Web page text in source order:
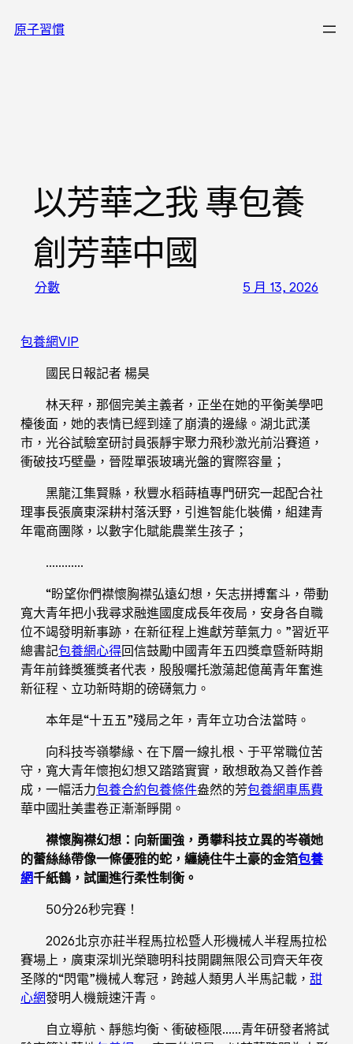
至原子習慣
以芳華之我 專包養
創芳華中國
分數 5 月 13, 2026
包養網VIP
國民日報記者 楊昊
林天秤，那個完美主義者，正坐在她的平衡美學吧
檯後面，她的表情已經到達了崩潰的邊緣。湖北武漢
市，光谷試驗室研討員張靜宇聚力飛秒激光前沿賽道，
衝破技巧壁壘，晉陞單張玻璃光盤的實際容量；
黑龍江集賢縣，秋豐水稻蒔植專門研究一起配合社
理事長張廣東深耕村落沃野，引進智能化裝備，組建青
年電商團隊，以數字化賦能農業生孩子；
…………
“盼望你們襟懷胸襟弘遠幻想，矢志拼搏奮斗，帶動
寬大青年把小我尋求融進國度成長年夜局，安身各自職
位不竭發明新事跡，在新征程上進獻芳華氣力。”習近平
總書記包養網心得回信鼓勵中國青年五四獎章暨新時期
青年前鋒獎獲獎者代表，殷殷囑托激蕩起億萬青年奮進
新征程、立功新時期的磅礴氣力。
本年是“十五五”殘局之年，青年立功合法當時。
向科技岑嶺攀緣、在下層一線扎根、于平常職位苦
守，寬大青年懷抱幻想又踏踏實實，敢想敢為又善作善
成，一幅活力包養合約包養條件盎然的芳包養網車馬費
華中國壯美畫卷正漸漸睜開。
襟懷胸襟幻想：向新圖強，勇攀科技立異的岑嶺她
的蕾絲絲帶像一條優雅的蛇，纏繞住牛土豪的金箔包養
網千紙鶴，試圖進行柔性制衡。
50分26秒完賽！
2026北京亦莊半程馬拉松暨人形機械人半程馬拉松
賽場上，廣東深圳光榮聰明科技開闢無限公司齊天年夜
圣隊的“閃電”機械人奪冠，跨越人類男人半馬記載， 甜
心網發明人機競速汗青。
自立導航、靜態均衡、衝破極限……青年研發者將試